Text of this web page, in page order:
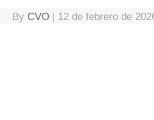
By CVO | 12 de febrero de